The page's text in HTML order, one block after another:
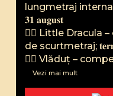
lungmetraj
𝟑𝟏 𝐚𝐮𝐠𝐮𝐬𝐭
🧛‍♂️ Little Dracula
de scurtmetraj;
🧛‍♂️ Vlăduț –
Vezi mai mult